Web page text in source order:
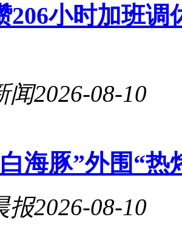
206小时加班调
闻2026-08-10
海豚”外围“
报2026-08-10